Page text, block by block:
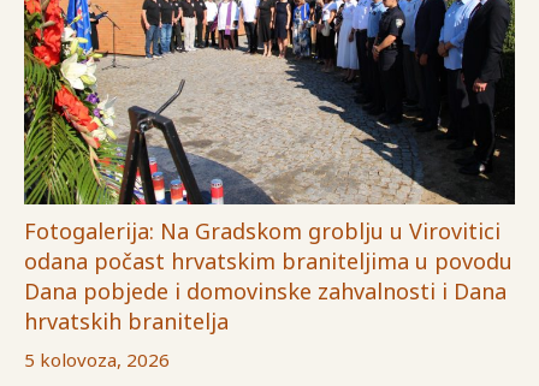
Fotogalerija: Na Gradskom groblju u Virovitici
odana počast hrvatskim braniteljima u povodu
Dana pobjede i domovinske zahvalnosti i Dana
hrvatskih branitelja
5 kolovoza, 2026